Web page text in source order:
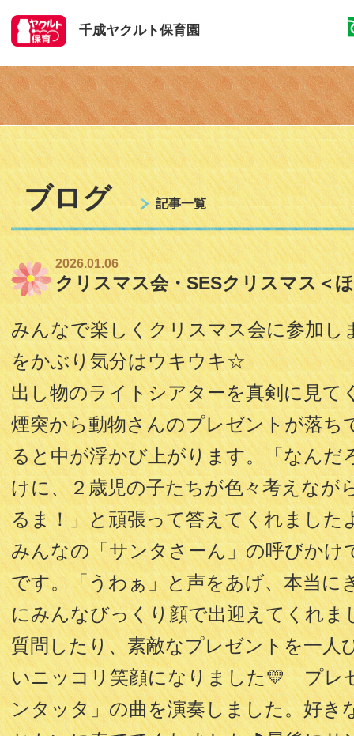
千成ヤクルト保育園
ブログ 記事一覧
2026.01.06
クリスマス会・SESクリスマス＜
みんなで楽しくクリスマス会に参加し
をかぶり気分はウキウキ☆
出し物のライトシアターを真剣に見て
煙突から動物さんのプレゼントが落ち
ると中が浮かび上がります。「なんだ
けに、２歳児の子たちが色々考えなが
るま！」と頑張って答えてくれました
みんなの「サンタさーん」の呼びかけ
です。「うわぁ」と声をあげ、本当に
にみんなびっくり顔で出迎えてくれま
質問したり、素敵なプレゼントを一人
いニッコリ笑顔になりました💛 プレ
ンタッタ」の曲を演奏しました。好き